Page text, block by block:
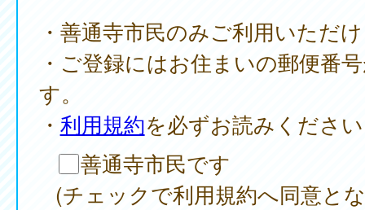
・善通寺市民のみご利用いただ
・ご登録にはお住まいの郵便番
す。
・ 利用規約を必ずお読みくださ
善通寺市民です
(チェックで利用規約へ同意と